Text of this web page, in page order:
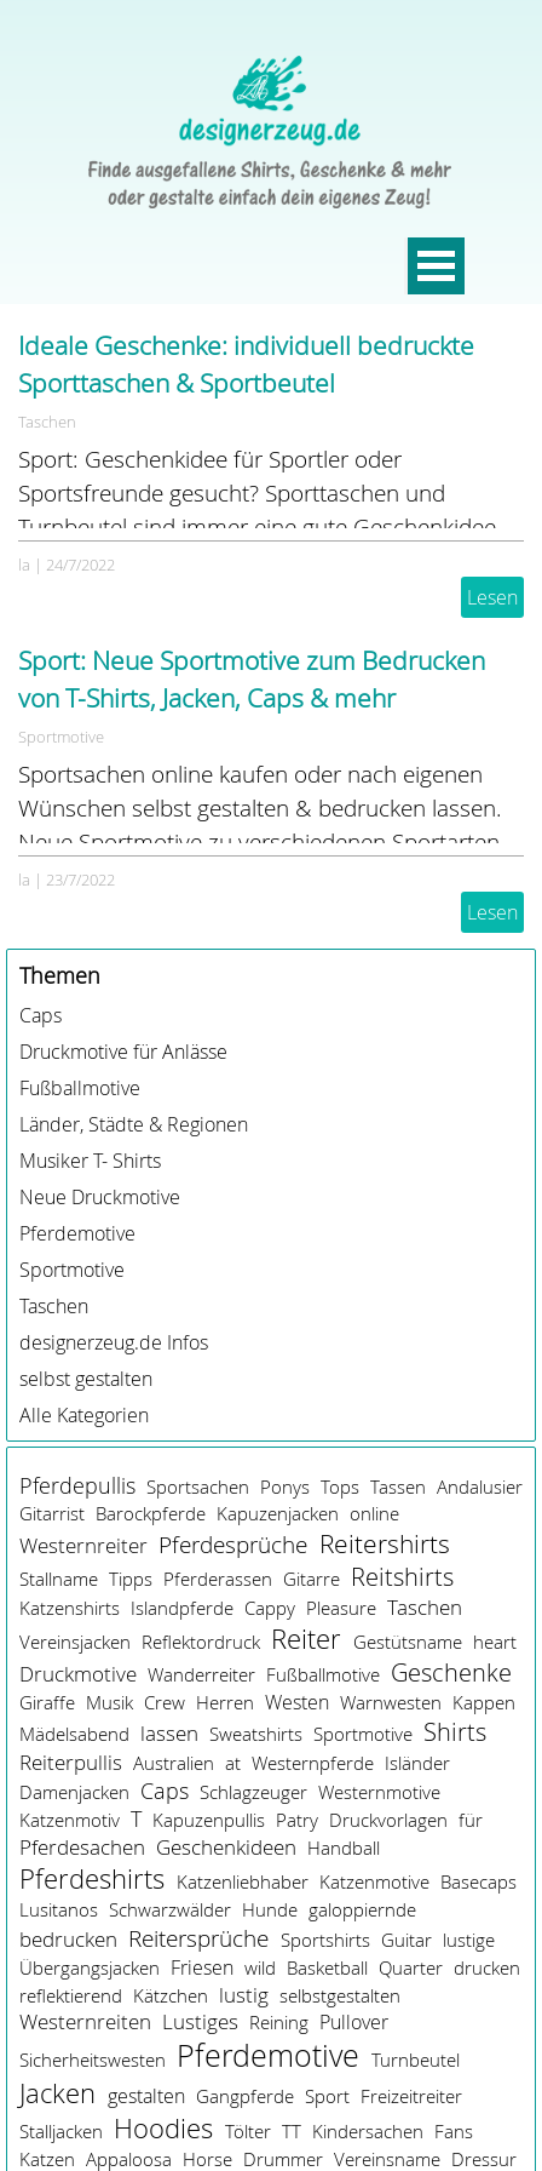
Ideale Geschenke: individuell bedruckte
Sporttaschen & Sportbeutel
Taschen
Sport: Geschenkidee für Sportler oder
Sportsfreunde gesucht? Sporttaschen und
Turnbeutel sind immer eine gute Geschenkidee -
noch persönlicher werden die Geschenke, wenn
Vorlagen und jede Menge Sportmotive ...
la | 24/7/2022
Lesen
Sport: Neue Sportmotive zum Bedrucken
von T-Shirts, Jacken, Caps & mehr
Sportmotive
Sportsachen online kaufen oder nach eigenen
Wünschen selbst gestalten & bedrucken lassen.
Neue Sportmotive zu verschiedenen Sportarten
online: Basketball, Tennis, Boxen, Skateboarding
la | 23/7/2022
Lesen
Themen
Caps
Druckmotive für Anlässe
Fußballmotive
Länder, Städte & Regionen
Musiker T- Shirts
Neue Druckmotive
Pferdemotive
Sportmotive
Taschen
designerzeug.de Infos
selbst gestalten
Alle Kategorien
Pferdepullis Sportsachen Ponys Tops Tassen Andalusier
Gitarrist Barockpferde Kapuzenjacken online
Westernreiter Pferdesprüche Reitershirts
Stallname Tipps Pferderassen Gitarre Reitshirts
Katzenshirts Islandpferde Cappy Pleasure Taschen
Vereinsjacken Reflektordruck Reiter Gestütsname heart
Druckmotive Wanderreiter Fußballmotive Geschenke
Giraffe Musik Crew Herren Westen Warnwesten Kappen
Mädelsabend lassen Sweatshirts Sportmotive Shirts
Reiterpullis Australien at Westernpferde Isländer
Damenjacken Caps Schlagzeuger Westernmotive
Katzenmotiv T Kapuzenpullis Patry Druckvorlagen für
Pferdesachen Geschenkideen Handball
Pferdeshirts Katzenliebhaber Katzenmotive Basecaps
Lusitanos Schwarzwälder Hunde galoppiernde
bedrucken Reitersprüche Sportshirts Guitar lustige
Übergangsjacken Friesen wild Basketball Quarter drucken
reflektierend Kätzchen lustig selbstgestalten
Westernreiten Lustiges Reining Pullover
Sicherheitswesten Pferdemotive Turnbeutel
Jacken gestalten Gangpferde Sport Freizeitreiter
Stalljacken Hoodies Tölter TT Kindersachen Fans
Katzen Appaloosa Horse Drummer Vereinsname Dressur